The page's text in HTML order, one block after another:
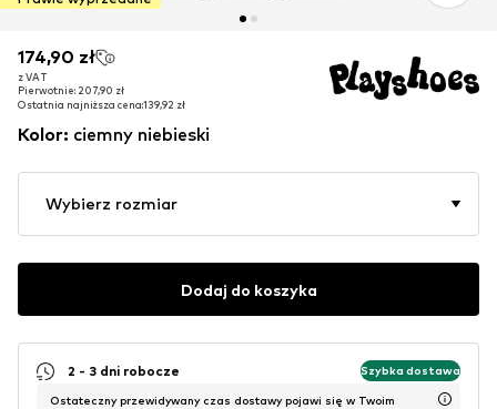
174,90 zł
z VAT
Pierwotnie: 207,90 zł
Ostatnia najniższa cena:139,92 zł
174,90 zł
z VAT
Pierwotnie: 207,90 zł
Ostatnia najniższa cena:139,92 zł
Kolor: ciemny niebieski
Wybierz rozmiar
Dodaj do koszyka
2 - 3 dni robocze Szybka dostawa
Ostateczny przewidywany czas dostawy pojawi się w Twoim